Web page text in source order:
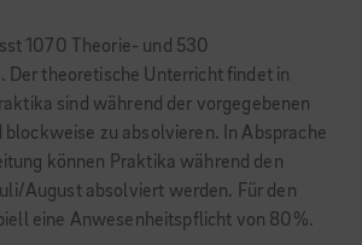
1070 Theorie- und 530
Der theoretische Unterricht findet in
sind während der vorgegebenen
blockweise zu absolvieren. In Absprache
können Praktika während den
August absolviert werden. Für den
eine Anwesenheitspflicht von 80%.